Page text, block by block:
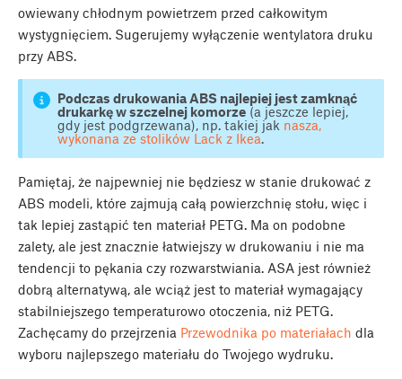
owiewany chłodnym powietrzem przed całkowitym
wystygnięciem. Sugerujemy wyłączenie wentylatora druku
przy ABS.
Podczas drukowania ABS najlepiej jest zamknąć
drukarkę w szczelnej komorze(a jeszcze lepiej,
gdy jest podgrzewana), np. takiej jak nasza,
wykonana ze stolików Lack z Ikea.
Pamiętaj, że najpewniej nie będziesz w stanie drukować z
ABS modeli, które zajmują całą powierzchnię stołu, więc i
tak lepiej zastąpić ten materiał PETG. Ma on podobne
zalety, ale jest znacznie łatwiejszy w drukowaniu i nie ma
tendencji to pękania czy rozwarstwiania. ASA jest również
dobrą alternatywą, ale wciąż jest to materiał wymagający
stabilniejszego temperaturowo otoczenia, niż PETG.
Zachęcamy do przejrzenia Przewodnika po materiałach dla
wyboru najlepszego materiału do Twojego wydruku.